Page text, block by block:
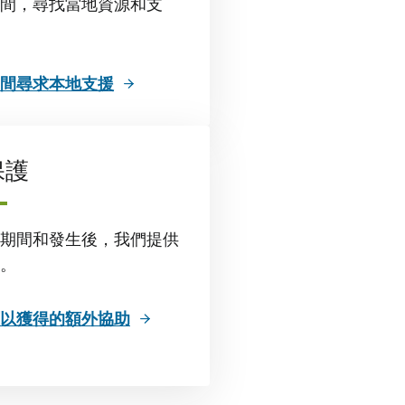
，尋找當地資源和支
尋求本地支援
間和發生後，我們提供
獲得的額外協助